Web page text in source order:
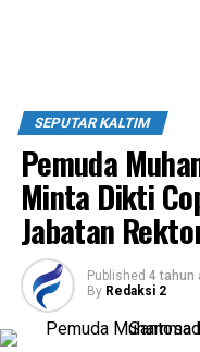
SEPUTAR KALTIM
Pemuda
Minta Dikti
Jabatan
Published 4 tahun
By Redaksi 2